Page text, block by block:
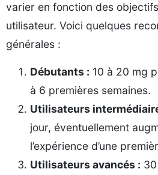
varier en fonction des
utilisateur. Voici quelques
générales :
Débutants : 10 à 20 mg
à 6 premières semaines.
Utilisateurs
jour, éventuellement
l’expérience d’une
Utilisateurs avancés :